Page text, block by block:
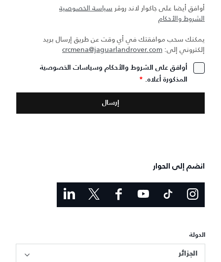
أوافق أيضا على جاكوار لاند روڤر سياسة الخصوصية
الشروط والأحكام
يمكنك سحب موافقتك في أي وقت عن طريق إرسال بريد
إلكتروني إلى: crcmena@jaguarlandrover.com
أوافق على الشروط والأحكام وسياسات الخصوصية
المذكورة أعلاه. *
انضم إلى الحوار
الدولة
الجزائر